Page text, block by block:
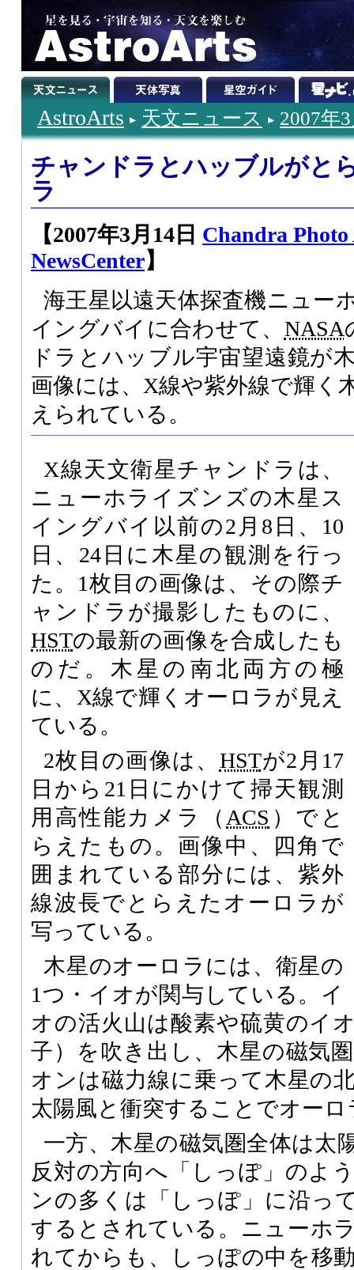
AstroArts 天文ニュース 2007年
チャンドラとハッブルがと
ラ
【2007年3月14日 Chandra
NewsCenter】
海王星以遠天体探査機ニュー
イングバイに合わせて、 NASA
ドラとハッブル宇宙望遠鏡が
画像には、X線や紫外線で輝く
えられている。
X線天文衛星チャンドラは、
ニューホライズンズの木星ス
イングバイ以前の2月8日、10
日、24日に木星の観測を行っ
た。1枚目の画像は、その際チ
ャンドラが撮影したものに、
HSTの最新の画像を合成したも
のだ。木星の南北両方の極
に、X線で輝くオーロラが見え
ている。
2枚目の画像は、 HSTが2月17
日から21日にかけて掃天観測
用高性能カメラ（ ACS ）でと
らえたもの。画像中、四角で
囲まれている部分には、紫外
線波長でとらえたオーロラが
写っている。
木星のオーロラには、衛星の
1つ・イオが関与している。イ
オの活火山は酸素や硫黄のイ
子）を吹き出し、木星の磁気
オンは磁力線に乗って木星の
太陽風と衝突することでオー
一方、木星の磁気圏全体は太
反対の方向へ「しっぽ」のよ
ンの多くは「しっぽ」に沿っ
するとされている。ニューホ
れてからも、しっぽの中を移